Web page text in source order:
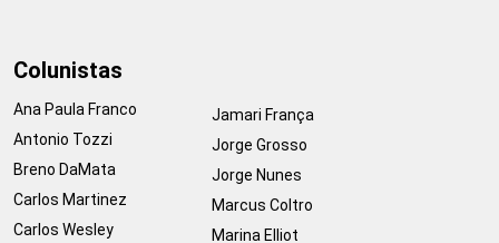
Colunistas
Ana Paula Franco
Antonio Tozzi
Breno DaMata
Carlos Martinez
Carlos Wesley
Jamari França
Jorge Grosso
Jorge Nunes
Marcus Coltro
Marina Elliot